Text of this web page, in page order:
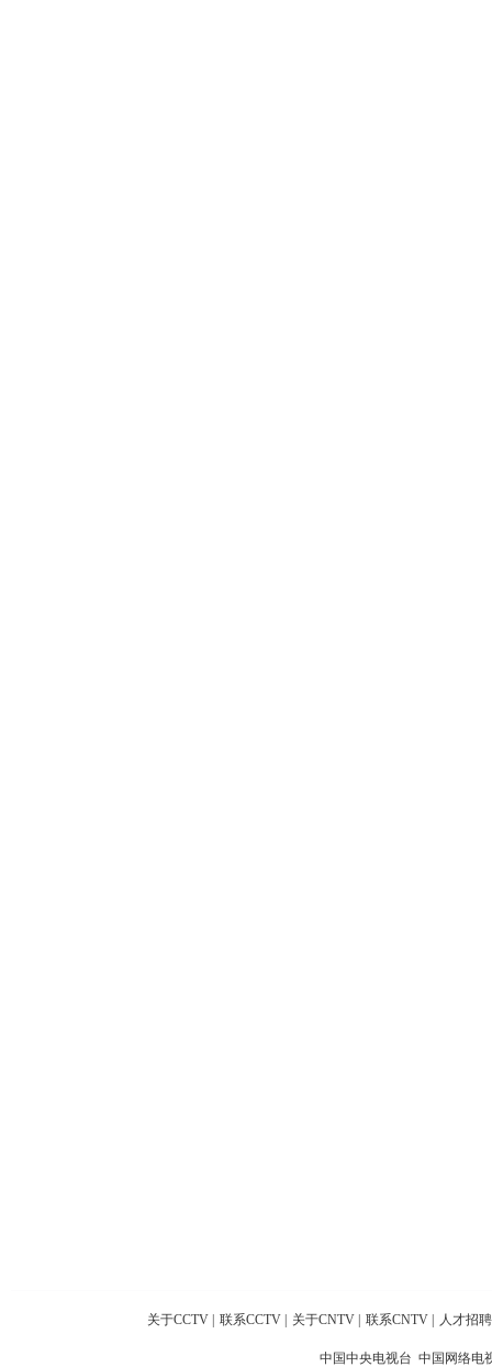
关于CCTV 联系CCTV 关于CNTV 联系CNTV 人才招聘
中国中央电视台 中国网络电